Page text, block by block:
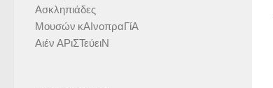
Ασκληπιάδες
Μουσών κΑΙνοπραΓίΑ
Αιέν ΑΡιΣΤεύειΝ